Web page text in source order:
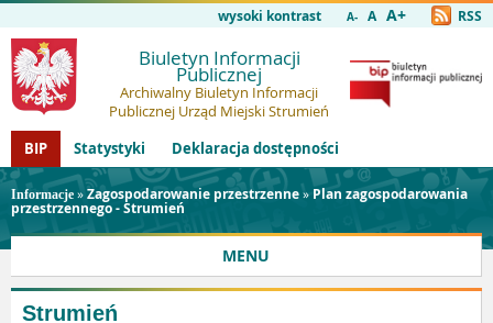
wysoki kontrast A- A A+ RSS
Biuletyn Informacji
Publicznej
Archiwalny Biuletyn Informacji
Publicznej Urząd Miejski Strumień
BIP
Statystyki Deklaracja dostępności
Informacje »Zagospodarowanie przestrzenne» Plan zagospodarowania
przestrzennego - Strumień
MENU
Strumień